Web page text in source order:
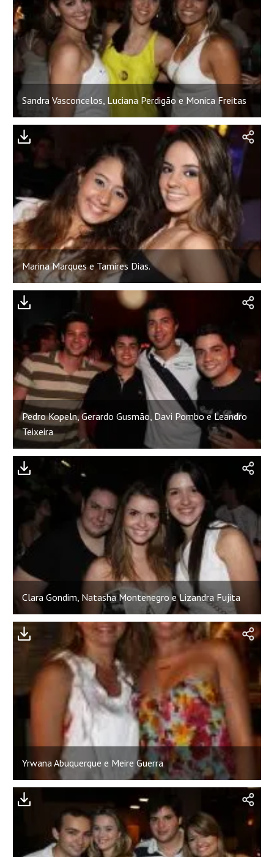
Sandra Vasconcelos, Luciana Perdigão e Monica Freitas
Marina Marques e Tamires Dias.
Pedro Kopeln, Gerardo Gusmão, Davi Pombo e Leandro
Teixeira
Clara Gondim, Natasha Montenegro e Lizandra Fujita
Yrwana Abuquerque e Meire Guerra